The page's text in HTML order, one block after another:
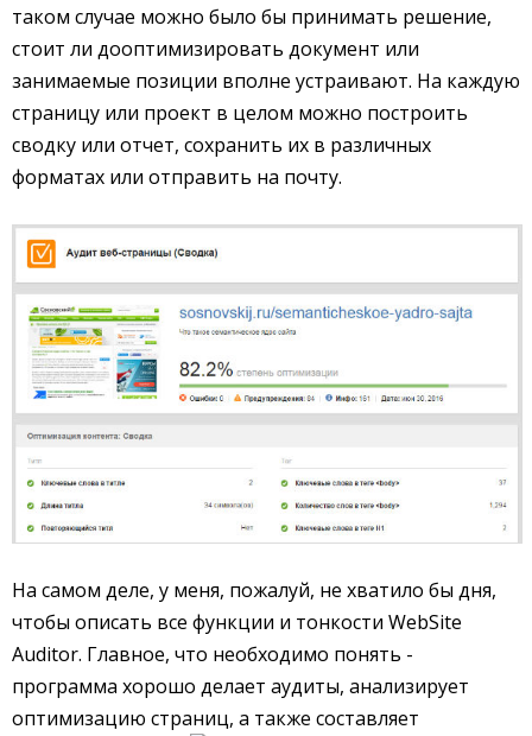
таком случае можно было бы принимать решение,
стоит ли дооптимизировать документ или
занимаемые позиции вполне устраивают. На каждую
страницу или проект в целом можно построить
сводку или отчет, сохранить их в различных
форматах или отправить на почту.
На самом деле, у меня, пожалуй, не хватило бы дня,
чтобы описать все функции и тонкости WebSite
Auditor. Главное, что необходимо понять -
программа хорошо делает аудиты, анализирует
оптимизацию страниц, а также составляет